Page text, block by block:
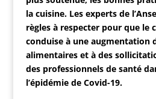
la cuisine. Les experts de
règles à respecter pour que le
conduise à une augmentation
alimentaires et à des
des professionnels de santé
l’épidémie de Covid-19.